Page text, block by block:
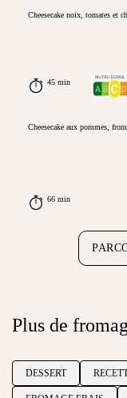
Cheesecake noix, tomates et
45 min
Cheesecake aux pommes,
66 min
Plus de
DESSERT